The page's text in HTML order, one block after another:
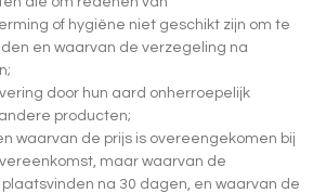
of hygiëne niet geschikt zijn om te
en waarvan de verzegeling na
door hun aard onherroepelijk
producten;
waarvan de prijs is overeengekomen bij
maar waarvan de
na 30 dagen, en waarvan de